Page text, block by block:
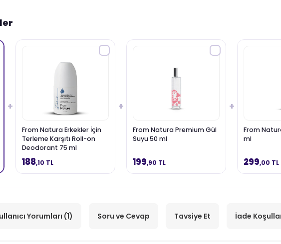
+
From Natura Erkekler İçin
Terleme Karşıtı Roll-on
Deodorant 75 ml
188,10 TL
+
From Natura Premium Gül
Suyu 50 ml
199,90 TL
+
From
ml
299,00 TL
Yorumları (1) Soru ve Cevap Tavsiye Et İade